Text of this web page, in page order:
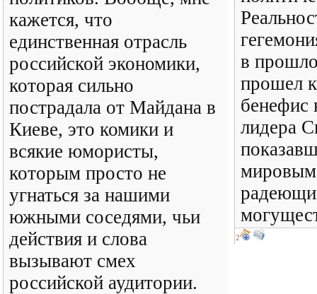
кажется, что
единственная отрасль
российской экономики,
которая сильно
пострадала от Майдана в
Киеве, это комики и
всякие юмористы,
которым просто не
угнаться за нашими
южными соседями, чьи
действия и слова
вызывают смех
российской аудитории.
в
прошел
бенефис
лидера
2